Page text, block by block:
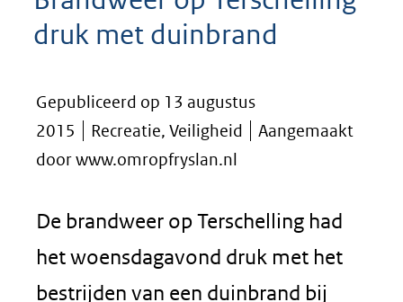
druk met duinbrand
Gepubliceerd op 13 augustus
2015
Recreatie, Veiligheid
Aangemaakt
door www.omropfryslan.nl
De brandweer op Terschelling had
het woensdagavond druk met het
bestrijden van een duinbrand bij